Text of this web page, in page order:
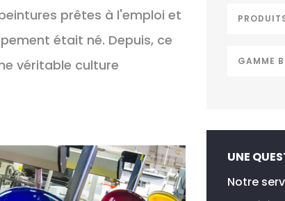
prêtes à l'emploi et
était né. Depuis, ce
véritable culture
GAMME
UNE
Notre